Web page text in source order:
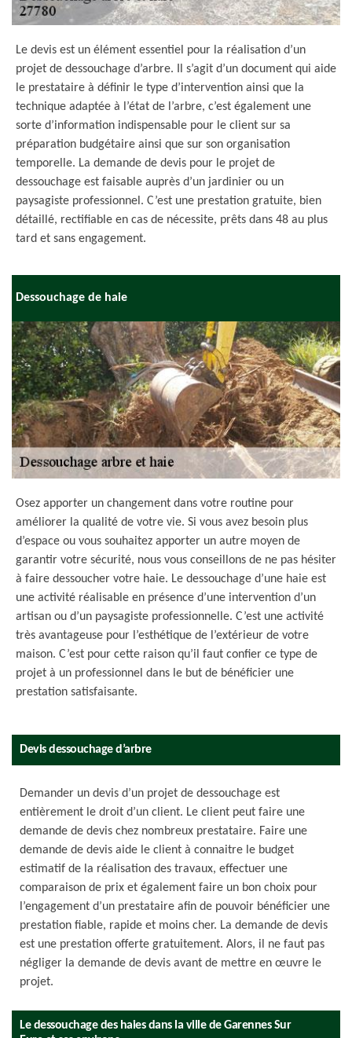
Le devis est un élément essentiel pour la réalisation d’un
projet de dessouchage d’arbre. Il s’agit d’un document qui aide
le prestataire à définir le type d’intervention ainsi que la
technique adaptée à l’état de l’arbre, c’est également une
sorte d’information indispensable pour le client sur sa
préparation budgétaire ainsi que sur son organisation
temporelle. La demande de devis pour le projet de
dessouchage est faisable auprès d’un jardinier ou un
paysagiste professionnel. C’est une prestation gratuite, bien
détaillé, rectifiable en cas de nécessite, prêts dans 48 au plus
tard et sans engagement.
Dessouchage de haie
Osez apporter un changement dans votre routine pour
améliorer la qualité de votre vie. Si vous avez besoin plus
d’espace ou vous souhaitez apporter un autre moyen de
garantir votre sécurité, nous vous conseillons de ne pas hésiter
à faire dessoucher votre haie. Le dessouchage d’une haie est
une activité réalisable en présence d’une intervention d’un
artisan ou d’un paysagiste professionnelle. C’est une activité
très avantageuse pour l’esthétique de l’extérieur de votre
maison. C’est pour cette raison qu’il faut confier ce type de
projet à un professionnel dans le but de bénéficier une
prestation satisfaisante.
Devis dessouchage d’arbre
Demander un devis d’un projet de dessouchage est
entièrement le droit d’un client. Le client peut faire une
demande de devis chez nombreux prestataire. Faire une
demande de devis aide le client à connaitre le budget
estimatif de la réalisation des travaux, effectuer une
comparaison de prix et également faire un bon choix pour
l’engagement d’un prestataire afin de pouvoir bénéficier une
prestation fiable, rapide et moins cher. La demande de devis
est une prestation offerte gratuitement. Alors, il ne faut pas
négliger la demande de devis avant de mettre en œuvre le
projet.
Le dessouchage des haies dans la ville de Garennes Sur